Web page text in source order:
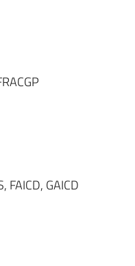
FAICD, GAICD